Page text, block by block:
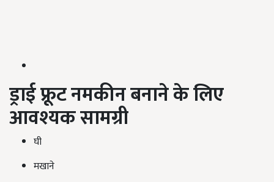
ड्राई फ्रूट नमकीन बनाने के लिए
आवश्यक सामग्री
घी
मखाने